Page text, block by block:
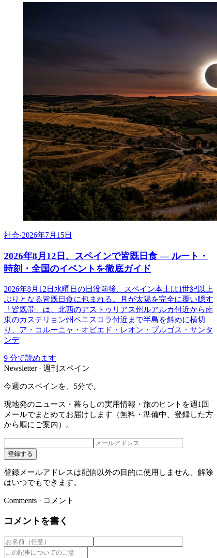
社会·2026年7月15日
2026年8月12日、スペインで皆既日食 ― ルート・
時刻・全国のイベントを徹底ガイド
2026年8月12日水曜日の日没前後、スペイン本土は1世紀以上
ぶりとなる皆既日食に包まれる。月が太陽を完全に覆い隠す
「皆既帯」は、北西のアストゥリアス州ルアルカ付近から南
東のカステリョン州ペニスコラ付近まで半島を斜めに横切
り、ア・コルーニャ・オビエド・レオン・ブルゴス・サンタ
ンデ
9 分で読めます
Newsletter · 週刊スペイン
今週のスペインを、5分で。
現地発のニュース・暮らしの実用情報・旅のヒントを週1回
メールでまとめてお届けします（無料・準備中、登録した方
から順にご案内）。
登録する
登録メールアドレスは配信以外の目的に使用しません。解除
はいつでもできます。
Comments · コメント
コメントを書く